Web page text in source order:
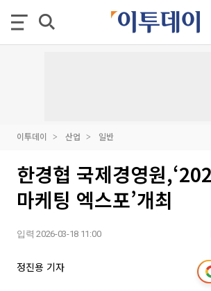
이투데이 산업 일반
한경협 국제경영원
마케팅 엑스포’개최
입력 2026-03-18 11:00
정진용 기자